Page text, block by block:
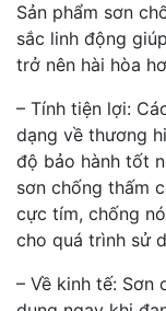
Sản phẩm sơn
sắc linh động
trở nên hài hòa
– Tính tiện lợi:
dạng về thương
độ bảo hành tốt
sơn chống thấm
cực tím, chống
cho quá trình sử
– Về kinh tế: Sơn